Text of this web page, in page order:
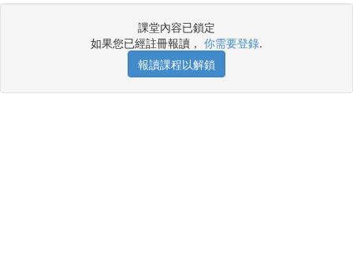
課堂內容已鎖定
如果您已經註冊報讀， 你需要登錄.
報讀課程以解鎖